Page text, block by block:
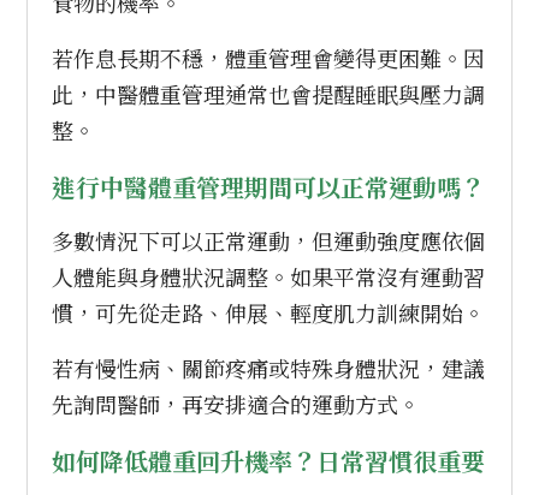
若作息長期不穩，體重管理會變得更困難。因
此，中醫體重管理通常也會提醒睡眠與壓力調
整。
進行中醫體重管理期間可以正常運動嗎？
多數情況下可以正常運動，但運動強度應依個
人體能與身體狀況調整。如果平常沒有運動習
慣，可先從走路、伸展、輕度肌力訓練開始。
若有慢性病、關節疼痛或特殊身體狀況，建議
先詢問醫師，再安排適合的運動方式。
如何降低體重回升機率？日常習慣很重要